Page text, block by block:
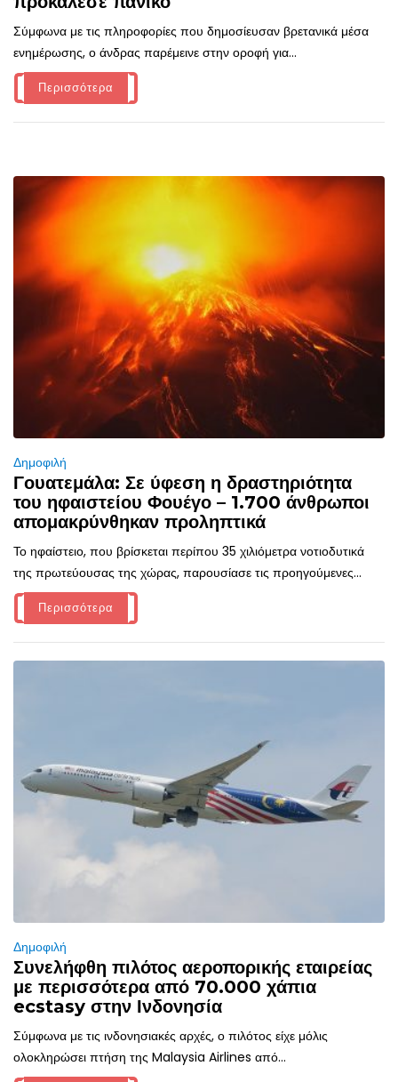
Σύμφωνα με τις πληροφορίες που δημοσίευσαν βρετανικά μέσα
ενημέρωσης, ο άνδρας παρέμεινε στην οροφή για...
Περισσότερα
Δημοφιλή
Γουατεμάλα: Σε ύφεση η δραστηριότητα
του ηφαιστείου Φουέγο – 1.700 άνθρωποι
απομακρύνθηκαν προληπτικά
Το ηφαίστειο, που βρίσκεται περίπου 35 χιλιόμετρα νοτιοδυτικά
της πρωτεύουσας της χώρας, παρουσίασε τις προηγούμενες...
Περισσότερα
Δημοφιλή
Συνελήφθη πιλότος αεροπορικής εταιρείας
με περισσότερα από 70.000 χάπια
ecstasy στην Ινδονησία
Σύμφωνα με τις ινδονησιακές αρχές, ο πιλότος είχε μόλις
ολοκληρώσει πτήση της Malaysia Airlines από...